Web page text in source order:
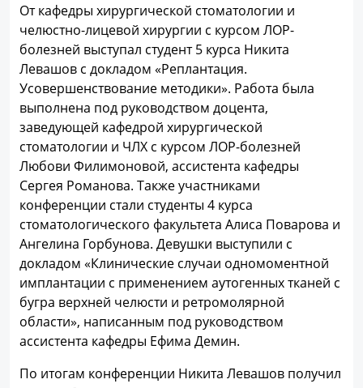
От кафедры хирургической стоматологии и
челюстно-лицевой хирургии с курсом ЛОР-
болезней выступал студент 5 курса Никита
Левашов с докладом «Реплантация.
Усовершенствование методики». Работа была
выполнена под руководством доцента,
заведующей кафедрой хирургической
стоматологии и ЧЛХ с курсом ЛОР-болезней
Любови Филимоновой, ассистента кафедры
Сергея Романова. Также участниками
конференции стали студенты 4 курса
стоматологического факультета Алиса Поварова и
Ангелина Горбунова. Девушки выступили с
докладом «Клинические случаи одномоментной
имплантации с применением аутогенных тканей с
бугра верхней челюсти и ретромолярной
области», написанным под руководством
ассистента кафедры Ефима Демин.
По итогам конференции Никита Левашов получил